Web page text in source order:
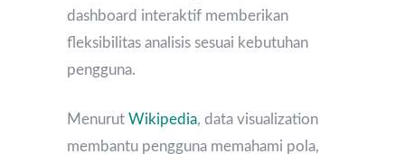
dashboard interaktif memberikan
fleksibilitas analisis sesuai kebutuhan
pengguna.
Menurut Wikipedia, data visualization
membantu pengguna memahami pola,